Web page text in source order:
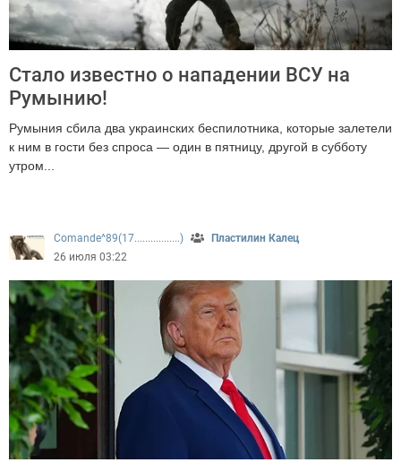
Стало известно о нападении ВСУ на
Румынию!
Румыния сбила два украинских беспилотника, которые залетели
к ним в гости без спроса — один в пятницу, другой в субботу
утром...
Comande^89(17.................)
Пластилин Калец
26 июля 03:22